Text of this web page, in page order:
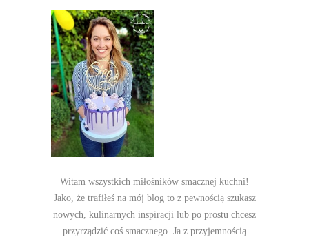
Witam wszystkich miłośników smacznej kuchni!
Jako, że trafiłeś na mój blog to z pewnością szukasz
nowych, kulinarnych inspiracji lub po prostu chcesz
przyrządzić coś smacznego. Ja z przyjemnością